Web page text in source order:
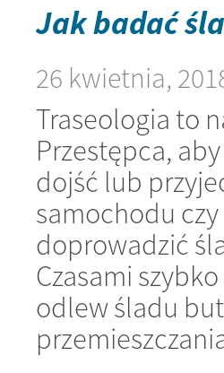
Jak badać
26 kwietnia,
Traseologia to
Przestępca,
dojść lub
samochodu
doprowadzić
Czasami
odlew śladu